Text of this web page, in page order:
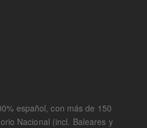
español, con más de 150
Nacional (incl. Baleares y